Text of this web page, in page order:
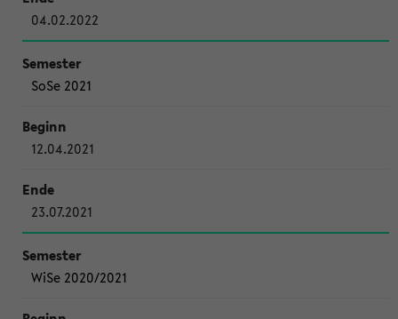
04.02.2022
SoSe 2021
12.04.2021
23.07.2021
WiSe 2020/2021